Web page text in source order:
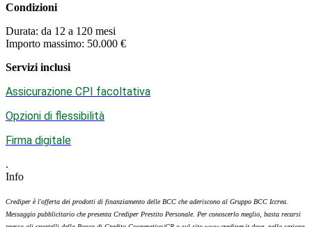
Condizioni
Durata: da 12 a 120 mesi
Importo massimo: 50.000 €
Servizi inclusi
Assicurazione CPI facoltativa
Opzioni di flessibilità
Firma digitale
.
Info
Crediper è l'offerta dei prodotti di finanziamento delle BCC che aderiscono al Gruppo BCC Iccrea.
Messaggio pubblicitario che presenta Crediper Prestito Personale. Per conoscerlo meglio, basta recarsi